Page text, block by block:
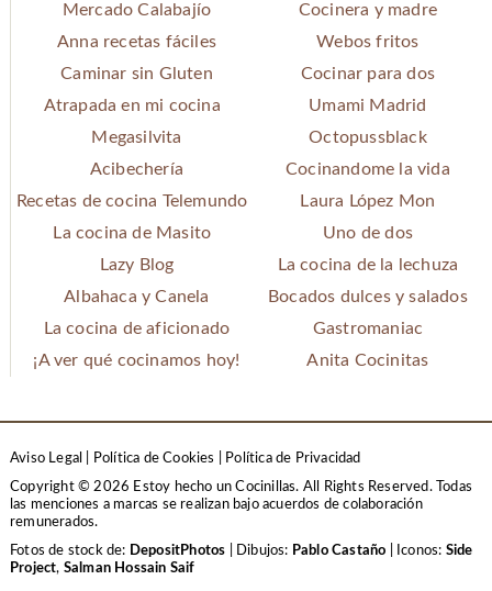
Mercado Calabajío
Cocinera y madre
Anna recetas fáciles
Webos fritos
Caminar sin Gluten
Cocinar para dos
Atrapada en mi cocina
Umami Madrid
Megasilvita
Octopussblack
Acibechería
Cocinandome la vida
Recetas de cocina Telemundo
Laura López Mon
La cocina de Masito
Uno de dos
Lazy Blog
La cocina de la lechuza
Albahaca y Canela
Bocados dulces y salados
La cocina de aficionado
Gastromaniac
¡A ver qué cocinamos hoy!
Anita Cocinitas
Aviso Legal Política de Cookies
Política de Privacidad
Copyright © 2026 Estoy hecho un Cocinillas. All Rights Reserved.Todas
las menciones a marcas se realizan bajo acuerdos de colaboración
remunerados.
Fotos de stock de: DepositPhotos | Dibujos: Pablo Castaño | Iconos: Side
Project, Salman Hossain Saif